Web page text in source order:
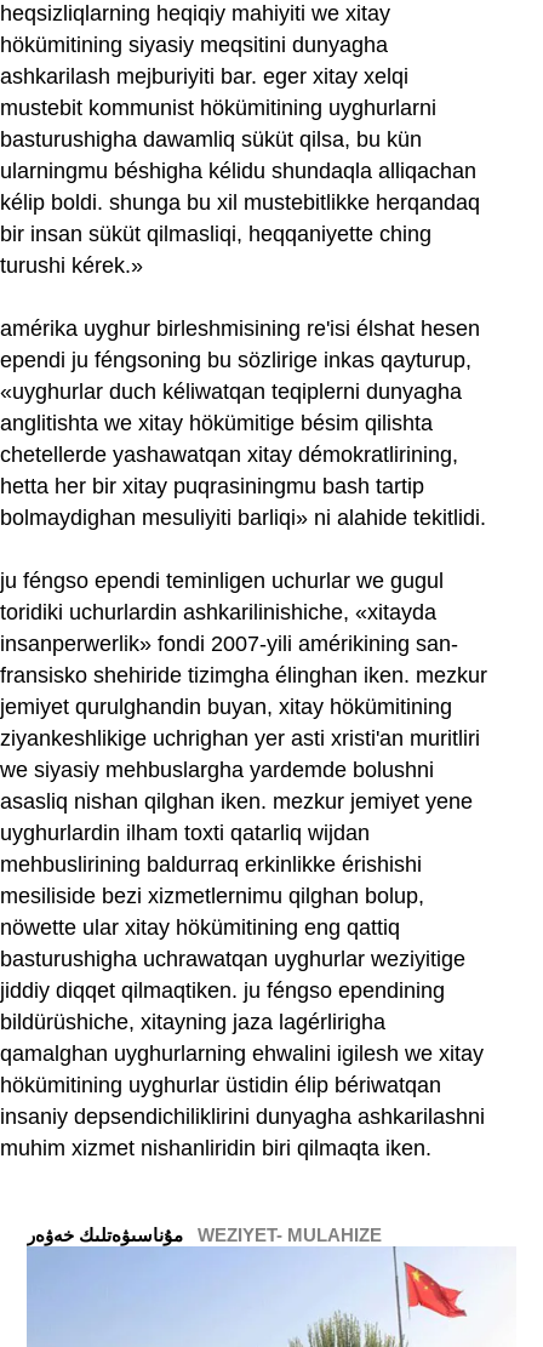
heqsizliqlarning heqiqiy mahiyiti we xitay
hökümitining siyasiy meqsitini dunyagha
ashkarilash mejburiyiti bar. eger xitay xelqi
mustebit kommunist hökümitining uyghurlarni
basturushigha dawamliq süküt qilsa, bu kün
ularningmu béshigha kélidu shundaqla alliqachan
kélip boldi. shunga bu xil mustebitlikke herqandaq
bir insan süküt qilmasliqi, heqqaniyette ching
turushi kérek.»
amérika uyghur birleshmisining re'isi élshat hesen
ependi ju féngsoning bu sözlirige inkas qayturup,
«uyghurlar duch kéliwatqan teqiplerni dunyagha
anglitishta we xitay hökümitige bésim qilishta
chetellerde yashawatqan xitay démokratlirining,
hetta her bir xitay puqrasiningmu bash tartip
bolmaydighan mesuliyiti barliqi» ni alahide tekitlidi.
ju féngso ependi teminligen uchurlar we gugul
toridiki uchurlardin ashkarilinishiche, «xitayda
insanperwerlik» fondi 2007-yili amérikining san-
fransisko shehiride tizimgha élinghan iken. mezkur
jemiyet qurulghandin buyan, xitay hökümitining
ziyankeshlikige uchrighan yer asti xristi'an muritliri
we siyasiy mehbuslargha yardemde bolushni
asasliq nishan qilghan iken. mezkur jemiyet yene
uyghurlardin ilham toxti qatarliq wijdan
mehbuslirining baldurraq erkinlikke érishishi
mesiliside bezi xizmetlernimu qilghan bolup,
nöwette ular xitay hökümitining eng qattiq
basturushigha uchrawatqan uyghurlar weziyitige
jiddiy diqqet qilmaqtiken. ju féngso ependining
bildürüshiche, xitayning jaza lagérlirigha
qamalghan uyghurlarning ehwalini igilesh we xitay
hökümitining uyghurlar üstidin élip bériwatqan
insaniy depsendichiliklirini dunyagha ashkarilashni
muhim xizmet nishanliridin biri qilmaqta iken.
WEZIYET- MULAHIZE